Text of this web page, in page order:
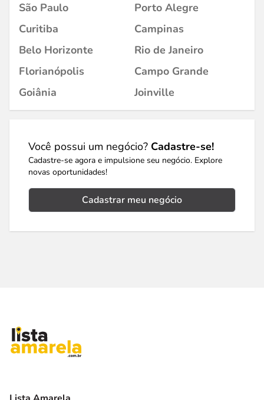
São Paulo
Porto Alegre
Curitiba
Campinas
Belo Horizonte
Rio de Janeiro
Florianópolis
Campo Grande
Goiânia
Joinville
Você possui um negócio? Cadastre-se!
Cadastre-se agora e impulsione seu negócio. Explore
novas oportunidades!
Cadastrar meu negócio